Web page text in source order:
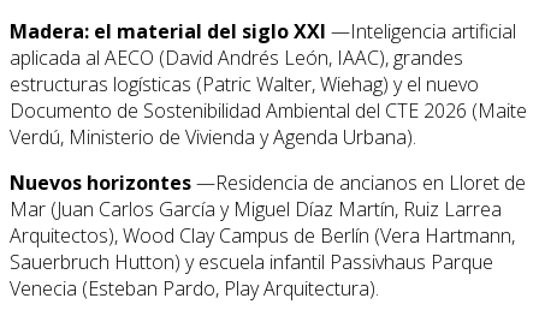
Madera: el material del siglo XXI —Inteligencia artificial
aplicada al AECO (David Andrés León, IAAC), grandes
estructuras logísticas (Patric Walter, Wiehag) y el nuevo
Documento de Sostenibilidad Ambiental del CTE 2026 (Maite
Verdú, Ministerio de Vivienda y Agenda Urbana).
Nuevos horizontes—Residencia de ancianos en Lloret de
Mar (Juan Carlos García y Miguel Díaz Martín, Ruiz Larrea
Arquitectos), Wood Clay Campus de Berlín (Vera Hartmann,
Sauerbruch Hutton) y escuela infantil Passivhaus Parque
Venecia (Esteban Pardo, Play Arquitectura).